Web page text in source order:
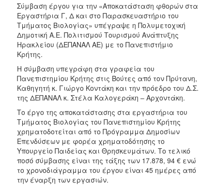
Σύμβαση έργου για την «Αποκατάσταση φθορών στα
Εργαστήρια Γ, Δ και στο Παρασκευαστήριο του
Τμήματος Βιολογίας» υπέγραψε η Πολυμετοχική
Δημοτική Α.Ε. Πολιτισμού Τουρισμού Ανάπτυξης
Ηρακλείου (ΔΕΠΑΝΑΛ ΑΕ) με το Πανεπιστήμιο
Κρήτης.
Η σύμβαση υπεγράφη στα γραφεία του
Πανεπιστημίου Κρήτης στις Βούτες από τον Πρύτανη,
Καθηγητή κ. Γιώργο Κοντάκη και την πρόεδρο του Δ.Σ.
της ΔΕΠΑΝΑΛ κ. Στέλα Καλογεράκη – Αρχοντάκη.
Το έργο της αποκατάστασης στα εργαστήρια του
Τμήματος Βιολογίας του Πανεπιστημίου Κρήτης
χρηματοδοτείται από το Πρόγραμμα Δημοσίων
Επενδύσεων με φορέα χρηματοδότησης το
Υπουργείο Παιδείας και Θρησκευμάτων. Το τελικό
ποσό σύμβασης είναι της τάξης των 17.878, 94 € ενώ
το χρονοδιάγραμμα του έργου είναι 45 ημέρες από
την έναρξη των εργασιών.